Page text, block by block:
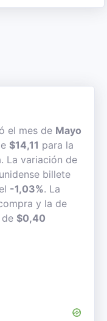
el mes de Mayo
$14,11 para la
La variación de
billete
-1,03%. La
y la de
$0,40